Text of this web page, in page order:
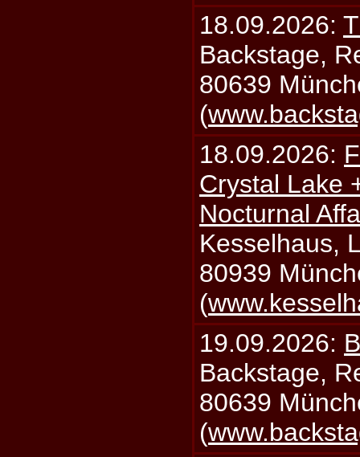
18.09.2026:
Backstage,
80639
(
18.09.2026:
Crystal Lake
Nocturnal
Kesselhaus,
80939
(
19.09.2026:
Backstage,
80639
(